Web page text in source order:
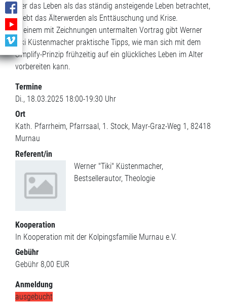
Wer das Leben als das ständig ansteigende Leben betrachtet,
erlebt das Älterwerden als Enttäuschung und Krise.
In einem mit Zeichnungen untermalten Vortrag gibt Werner
Tiki Küstenmacher praktische Tipps, wie man sich mit dem
Simplify-Prinzip frühzeitig auf ein glückliches Leben im Alter
vorbereiten kann.
Termine
Di., 18.03.2025 18:00-19:30 Uhr
Ort
Kath. Pfarrheim, Pfarrsaal, 1. Stock Mayr-Graz-Weg 1 82418
Murnau
Referent/in
Werner "Tiki" Küstenmacher,
Bestsellerautor, Theologie
Kooperation
In Kooperation mit der Kolpingsfamilie Murnau e.V.
Gebühr
Gebühr 8,00 EUR
Anmeldung
ausgebucht